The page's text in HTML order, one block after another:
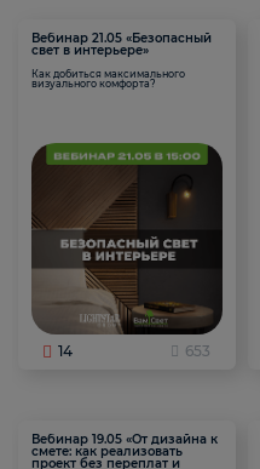
Вебинар 21.05 «Безопасный
свет в интерьере»
Как добиться максимального
визуального комфорта?
14 653
Вебинар 19.05 «От дизайна к
смете: как реализовать
проект без переплат и